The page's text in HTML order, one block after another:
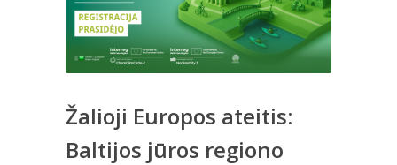
Žalioji Europos ateitis:
Baltijos jūros regiono